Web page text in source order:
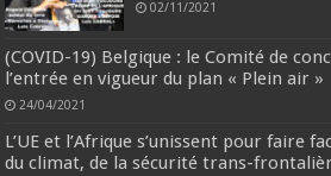
02/11/2021
(COVID-19) Belgique : le Comité de
l’entrée en vigueur du plan « Plein air »
24/04/2021
L’UE et l’Afrique s’unissent pour faire
du climat, de la sécurité trans-